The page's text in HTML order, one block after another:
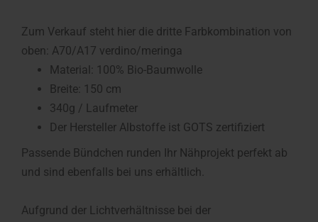
Zum Verkauf steht hier die dritte Farbkombination von
oben: A70/A17 verdino/meringa
Material: 100% Bio-Baumwolle
Breite: 150 cm
340g / Laufmeter
Der Hersteller Albstoffe ist GOTS zertifiziert
Passende Bündchen runden Ihr Nähprojekt perfekt ab
und sind ebenfalls bei uns erhältlich.
Aufgrund der Lichtverhältnisse bei der